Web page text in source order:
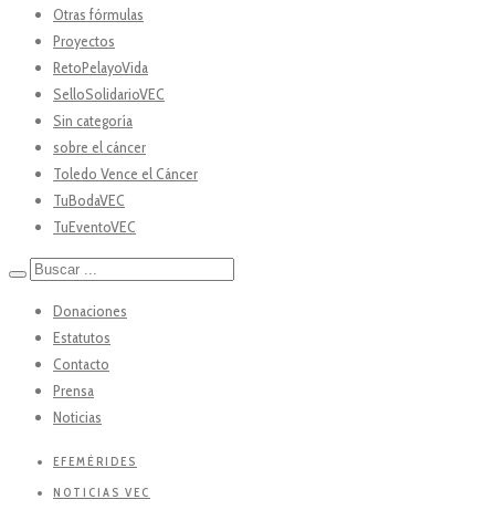
Otras fórmulas
Proyectos
RetoPelayoVida
SelloSolidarioVEC
Sin categoría
sobre el cáncer
Toledo Vence el Cáncer
TuBodaVEC
TuEventoVEC
Donaciones
Estatutos
Contacto
Prensa
Noticias
EFEMÉRIDES
NOTICIAS VEC